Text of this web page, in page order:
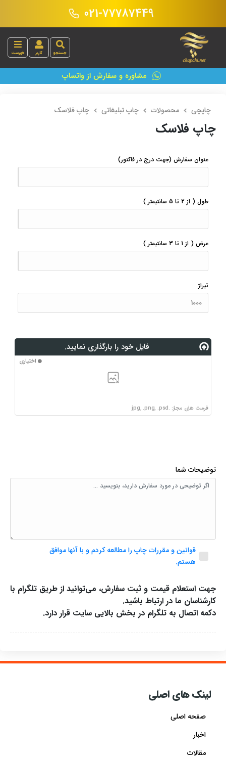
021-77787449
جستجو کاربر فهرست
مشاوره و سفارش از واتساپ
چاپچی محصولات چاپ تبلیغاتی چاپ فلاسک
چاپ فلاسک
عنوان سفارش (جهت درج در فاکتور)
طول ( از 2 تا 5 سانتیمتر )
عرض ( از 1 تا 3 سانتیمتر )
تیراژ
فایل خود را بارگذاری نمایید.
اختیاری
فرمت های مجاز: .jpg, .png, .psd
توضیحات شما
قوانین و مقررات چاپ را مطالعه کردم و با آنها موافق
هستم.
جهت استعلام قیمت و ثبت سفارش، می‌توانید از طریق تلگرام با
کارشناسان ما در ارتباط باشید.
دکمه اتصال به تلگرام در بخش بالایی سایت قرار دارد.
لینک های اصلی
صفحه اصلی
اخبار
مقالات